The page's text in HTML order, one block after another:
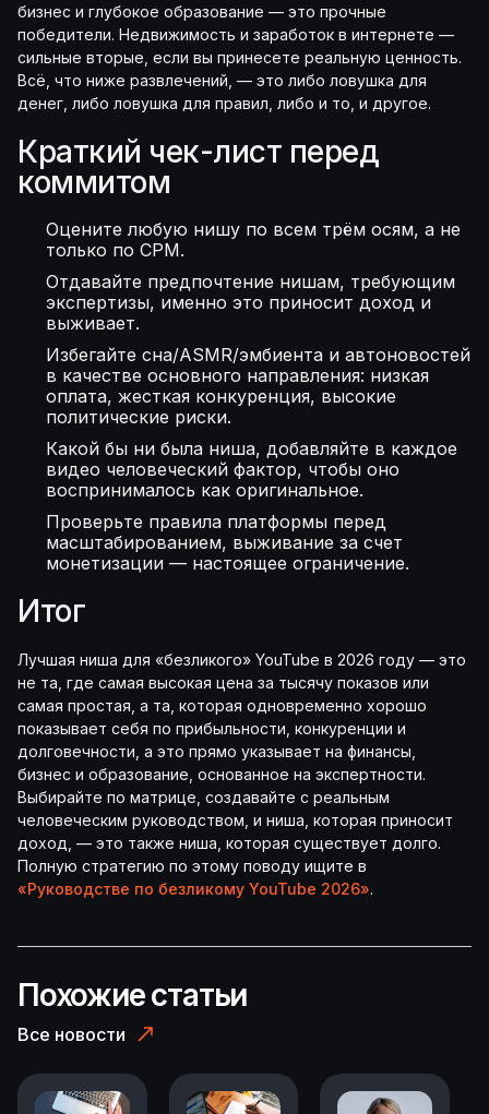
бизнес и глубокое образование — это прочные
победители. Недвижимость и заработок в интернете —
сильные вторые, если вы принесете реальную ценность.
Всё, что ниже развлечений, — это либо ловушка для
денег, либо ловушка для правил, либо и то, и другое.
Краткий чек-лист перед
коммитом
Оцените любую нишу по всем трём осям, а не
только по CPM.
Отдавайте предпочтение нишам, требующим
экспертизы, именно это приносит доход и
выживает.
Избегайте сна/ASMR/эмбиента и автоновостей
в качестве основного направления: низкая
оплата, жесткая конкуренция, высокие
политические риски.
Какой бы ни была ниша, добавляйте в каждое
видео человеческий фактор, чтобы оно
воспринималось как оригинальное.
Проверьте правила платформы перед
масштабированием, выживание за счет
монетизации — настоящее ограничение.
Итог
Лучшая ниша для «безликого» YouTube в 2026 году — это
не та, где самая высокая цена за тысячу показов или
самая простая, а та, которая одновременно хорошо
показывает себя по прибыльности, конкуренции и
долговечности, а это прямо указывает на финансы,
бизнес и образование, основанное на экспертности.
Выбирайте по матрице, создавайте с реальным
человеческим руководством, и ниша, которая приносит
доход, — это также ниша, которая существует долго.
Полную стратегию по этому поводу ищите в
«Руководстве по безликому YouTube 2026».
Похожие статьи
Все новости